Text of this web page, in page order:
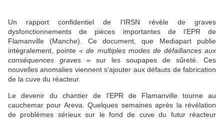
Un rapport confidentiel de l’IRSN révèle de graves
dysfonctionnements de pièces importantes de l’EPR de
Flamanville (Manche). Ce document, que Mediapart publie
intégralement, pointe« de multiples modes de défaillances aux
conséquences graves » sur les soupapes de sûreté. Ces
nouvelles anomalies viennent s’ajouter aux défauts de fabrication
de la cuve du réacteur.
Le devenir du chantier de l'EPR de Flamanville tourne au
cauchemar pour Areva. Quelques semaines après la révélation
de problèmes sérieux sur le fond de cuve du futur réacteur